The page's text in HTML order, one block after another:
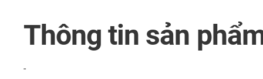
Thông tin sản
-